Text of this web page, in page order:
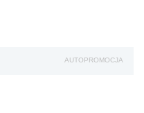
AUTOPROMOCJA